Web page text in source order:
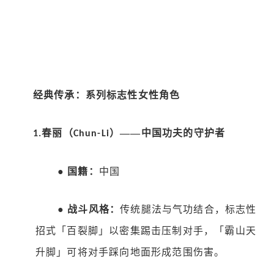
经典传承：系列标志性女性角色
1.春丽（Chun-Li）——中国功夫的守护者
● 国籍： 中国
● 战斗风格：传统腿法与气功结合，标志性
招式「百裂脚」以密集踢击压制对手，「霸山天
升脚」可将对手踩向地面形成范围伤害。